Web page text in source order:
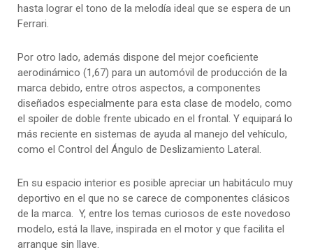
hasta lograr el tono de la melodía ideal que se espera de un
Ferrari.
Por otro lado, además dispone del mejor coeficiente
aerodinámico (1,67) para un automóvil de producción de la
marca debido, entre otros aspectos, a componentes
diseñados especialmente para esta clase de modelo, como
el spoiler de doble frente ubicado en el frontal. Y equipará lo
más reciente en sistemas de ayuda al manejo del vehículo,
como el Control del Ángulo de Deslizamiento Lateral.
En su espacio interior es posible apreciar un habitáculo muy
deportivo en el que no se carece de componentes clásicos
de la marca. Y, entre los temas curiosos de este novedoso
modelo, está la llave, inspirada en el motor y que facilita el
arranque sin llave.